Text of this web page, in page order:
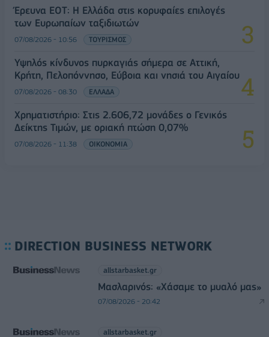
Έρευνα ΕΟΤ: Η Ελλάδα στις κορυφαίες επιλογές
των Ευρωπαίων ταξιδιωτών
07/08/2026 - 10:56 ΤΟΥΡΙΣΜΟΣ
Υψηλός κίνδυνος πυρκαγιάς σήμερα σε Αττική,
Κρήτη, Πελοπόννησο, Εύβοια και νησιά του Αιγαίου
07/08/2026 - 08:30 ΕΛΛΑΔΑ
Χρηματιστήριο: Στις 2.606,72 μονάδες ο Γενικός
Δείκτης Τιμών, με οριακή πτώση 0,07%
07/08/2026 - 11:38 ΟΙΚΟΝΟΜΙΑ
DIRECTION BUSINESS NETWORK
allstarbasket.gr
Μασλαρινός: «Χάσαμε το μυαλό μας»
07/08/2026 - 20:42
allstarbasket.gr